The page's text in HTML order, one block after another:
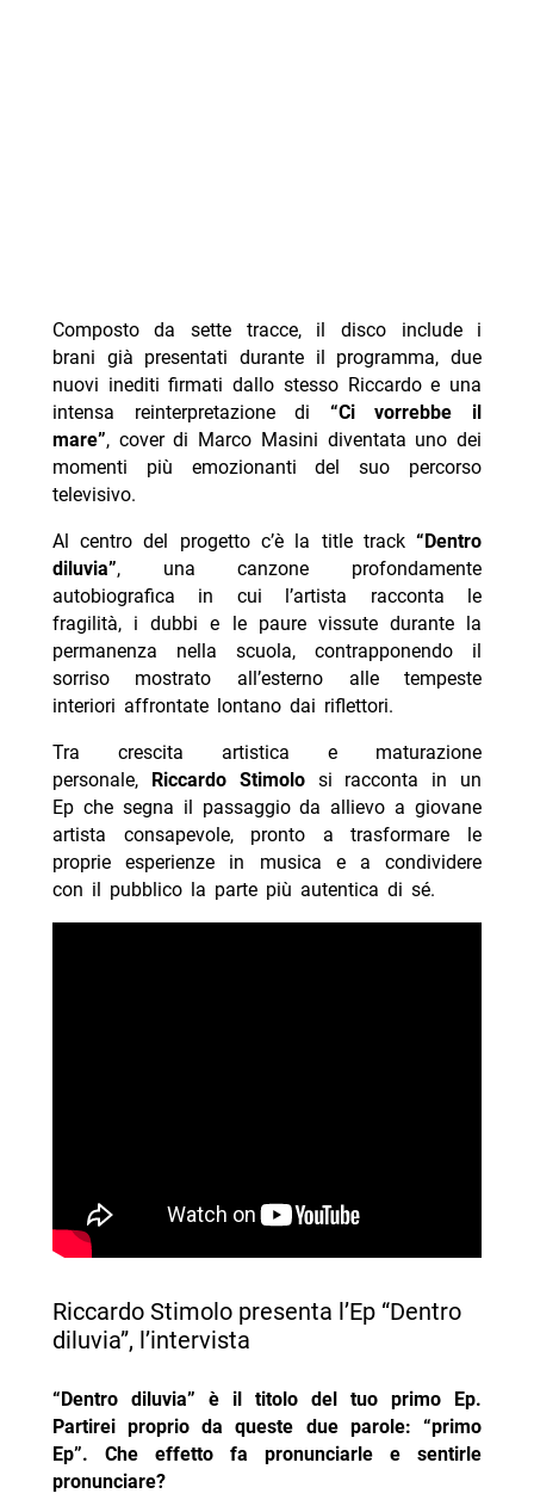
Composto da sette tracce, il disco include i
brani già presentati durante il programma, due
nuovi inediti firmati dallo stesso Riccardo e una
intensa reinterpretazione di “Ci vorrebbe il
mare”, cover di Marco Masini diventata uno dei
momenti più emozionanti del suo percorso
televisivo.
Al centro del progetto c’è la title track“Dentro
diluvia”, una canzone profondamente
autobiografica in cui l’artista racconta le
fragilità, i dubbi e le paure vissute durante la
permanenza nella scuola, contrapponendo il
sorriso mostrato all’esterno alle tempeste
interiori affrontate lontano dai riflettori.
Tra crescita artistica e maturazione
personale,
Riccardo Stimolosi racconta in un
Ep che segna il passaggio da allievo a giovane
artista consapevole, pronto a trasformare le
proprie esperienze in musica e a condividere
con il pubblico la parte più autentica di sé.
Riccardo Stimolo presenta l’Ep “Dentro
diluvia”, l’intervista
“Dentro diluvia” è il titolo del tuo primo Ep.
Partirei proprio da queste due parole: “primo
Ep”. Che effetto fa pronunciarle e sentirle
pronunciare?